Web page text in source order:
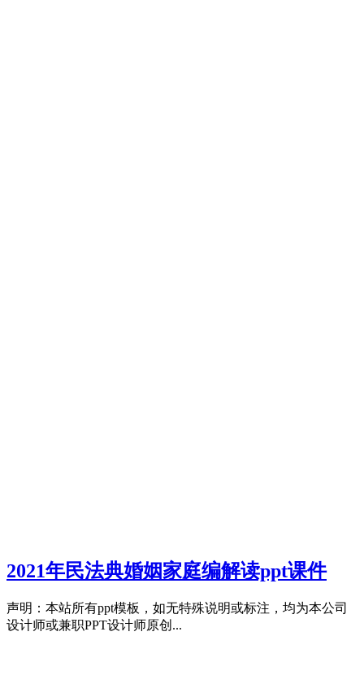
2021年民法典婚姻家庭编解读ppt课件
声明：本站所有ppt模板，如无特殊说明或标注，均为本公司
设计师或兼职PPT设计师原创...